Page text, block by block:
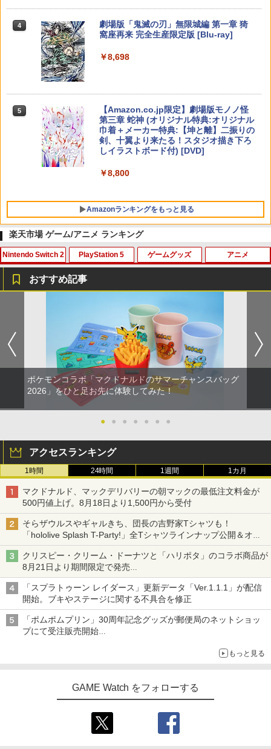
￥9,000
ニンテンドープリペイド番号 5000円|オ
ンラインコード版
【純正品】DualSense ワイヤレスコン
￥10,737
【純正品】Xbox Elite ワイヤレス コン
イト)
4
劇場版「鬼滅の刃」無限城編 第一章 猗
窩座再来 完全生産限定版 [Blu-ray]
￥8,698
5
【Amazon.co.jp限定】劇場版モノノ怪
第三章 蛇神 (オリジナル特典:オリジナル
巾着＋メーカー特典:【坤と離】二振りの
剣、十翼より来たる！スタジオ描き下ろ
しイラストボード付) [DVD]
￥8,800
Amazonランキングをもっと見る
楽天市場 ゲーム/アニメ ランキング
Nintendo Switch 2
【新品】Switch2 eFootball Kick-Off!
【メール便】
￥3,800
テーブルモード専用 ポータブルUSBハブ
スタンド 2ポート for Nintendo Switch
2
3
スクウェア・エニックス ドラゴンクエス
トXI 過ぎ去りし時を求めて S【Switch
2】 POTPAANVA [POTPAANVA]
￥4,920
4
ドラゴンクエストXI 過ぎ去りし時を求
めて S Switch2版
￥4,930
【中古】[Switch2] ドラゴンクエストVII
Reimagined(ドラクエ7 リイマジンド)
￥5,080
PlayStation 5
[メール便OK]【新品】【PS5】CRYSTA
R -クライスタ- ［PS5版］[在庫品]
￥2,560
【SQUARE ENIX】【中古品】スクウェ
ア・エニックス『ドラゴンクエストVII R
eimagined』ELJM-30807 PS5 ゲームソ
フト 1週間保証【中古】
￥3,296
3
[メール便OK]【新品】【PS5】メタファ
ー：リファンタジオ［PS5版］[在庫品]
￥4,050
【中古】PS5ソフト アサシン クリード
シャドウズ スタンダードエディション
【佐々店】
￥5,000
【特典】METAL GEAR SOLID : MASTE
￥5,742
ゲームグッズ
GBC用 レトロコレクションケース 5枚
ゲームボーイ ソフト ケース ゲーム 収納
ケース 高透明 簡単組立 PP素材 日本製 3
Aカンパニー RCC-GBCASE-5P 【メー
ル便送料無料】
￥880
2 3DO ファイアボール【新品】
Nintendo Switch2 専用 NGC+USB ハブ
冷却ファン付き ゲームキューブコントロ
ーラー 接続 USB ハブ スイッチ2 アクセ
サリー 周辺機器 SWITCH2 ◇AL-NS257
1【メール便】
￥2,580
任天堂 amiibo マンタロー スプラトゥー
ンシリーズ ※大量購入時には納期にお時
間がかかる場合があります
Nintendo 対応 スイッチ スイッチツー
シンプル ミニマル PUレザー 革 カバー
収納 ガジェットケース クリスマス ギフ
ト プレゼント 送料無料
アニメ
【中古】アナと雪の女王 MovieNEX [ブ
ルーレイ+DVD+デジタルコピー（クラウ
ド対応）+MovieNEXワールド] [Blu-ray]
￥1,100
機動戦士ガンダムSEED FREEDOM(通常
￥4,032
空飛ぶゆうれい船【Blu-ray】 [ 石ノ森章
太郎 ]
￥4,400
映画『THE FIRST SLAM DUNK』 STAN
DARD EDITION【4K ULTRA HD】（早
期予約特典なし） [ 井上雄彦 ]
￥5,280
人間(特装限定版)【Blu-ray】(第1弾・第
2弾キービジュアル使用ステッカーセッ
￥5,535
おすすめ記事
ポケモンコラボ「マクドナルドのサマーチャンスバッグ
2026」をひと足お先に体験してみた！
● ● ● ● ● ● ●
アクセスランキング
1時間 24時間 1週間 1カ月
マクドナルド、マックデリバリーの朝マックの最低注文料金が
500円値上げ。8月18日より1,500円から受付
そらザウルスやギャルきち、団長の吉野家Tシャツも！
「hololive Splash T-Party!」全Tシャツラインナップ公開＆オン
ライン販売開始
クリスピー・クリーム・ドーナツと「ハリポタ」のコラボ商品が
8月21日より期間限定で発売
組分け帽子ドーナツなど見た目も楽しい商品が登場
「スプラトゥーン レイダース」更新データ「Ver.1.1.1」が配信
開始。ブキやステージに関する不具合を修正
「ポムポムプリン」30周年記念グッズが郵便局のネットショッ
プにて受注販売開始
もっと見る
GAME Watch をフォローする